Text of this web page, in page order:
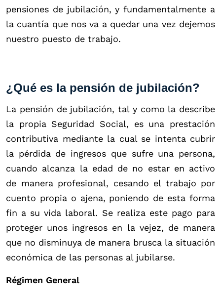
pensiones de jubilación, y fundamentalmente a
la cuantía que nos va a quedar una vez dejemos
nuestro puesto de trabajo.
¿Qué es la pensión de jubilación?
La pensión de jubilación, tal y como la describe
la propia Seguridad Social, es una prestación
contributiva mediante la cual se intenta cubrir
la pérdida de ingresos que sufre una persona,
cuando alcanza la edad de no estar en activo
de manera profesional, cesando el trabajo por
cuento propia o ajena, poniendo de esta forma
fin a su vida laboral. Se realiza este pago para
proteger unos ingresos en la vejez, de manera
que no disminuya de manera brusca la situación
económica de las personas al jubilarse.
Régimen General